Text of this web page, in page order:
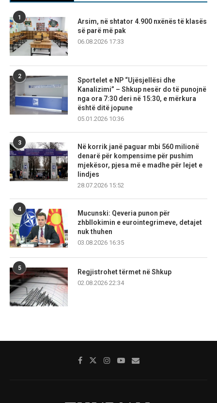
1
Arsim, në shtator 4.900 nxënës të klasës
së parë më pak
06.08.2026 17:33
2
Sportelet e NP “Ujësjellësi dhe
Kanalizimi” – Shkup nesër do të punojnë
nga ora 7:30 deri në 15:30, e mërkura
është ditë jopune
05.01.2026 10:36
3
Në korrik janë paguar mbi 560 milionë
denarë për kompensime për pushim
mjekësor, pjesa më e madhe për lejet e
lindjes
28.07.2026 15:52
4
Mucunski: Qeveria punon për
zhbllokimin e eurointegrimeve, detajet
nuk thuhen
03.08.2026 16:35
5
Regjistrohet tërmet në Shkup
02.08.2026 22:34